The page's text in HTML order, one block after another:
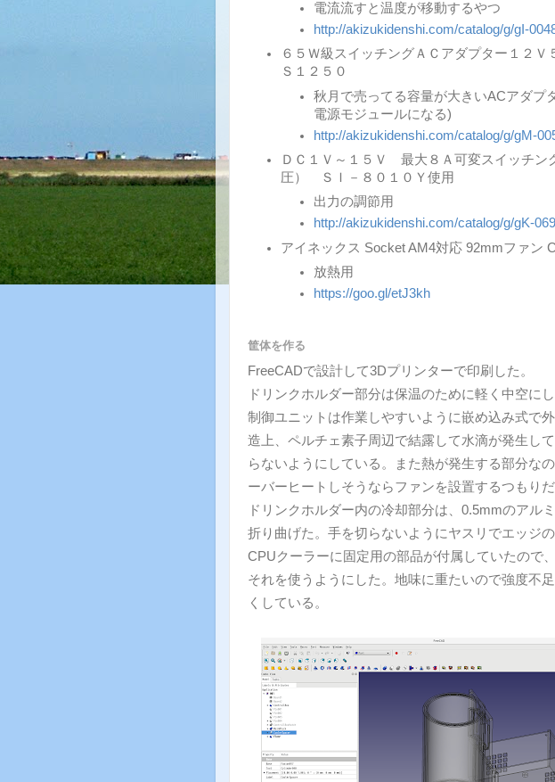
電流流すと温度が移動するやつ
http://akizukidenshi.com/catalog/g/gI-
６５Ｗ級スイッチングＡＣアダプター１２
Ｓ１２５０
秋月で売ってる容量が大きいACアダプ
電源モジュールになる)
http://akizukidenshi.com/catalog/g/gM-
ＤＣ１Ｖ～１５Ｖ 最大８Ａ可変スイッチン
圧） ＳＩ－８０１０Ｙ使用
出力の調節用
http://akizukidenshi.com/catalog/g/gK-
アイネックス Socket AM4対応 92mmファン
放熱用
https://goo.gl/etJ3kh
筐体を作る
FreeCADで設計して3Dプリンターで印刷した。
ドリンクホルダー部分は保温のために軽く中空にし
制御ユニットは作業しやすいように嵌め込み式で
造上、ペルチェ素子周辺で結露して水滴が発生し
らないようにしている。また熱が発生する部分な
ーバーヒートしそうならファンを設置するつもりだ
ドリンクホルダー内の冷却部分は、0.5mmのアル
折り曲げた。手を切らないようにヤスリでエッジの
CPUクーラーに固定用の部品が付属していたので
それを使うようにした。地味に重たいので強度不
くしている。